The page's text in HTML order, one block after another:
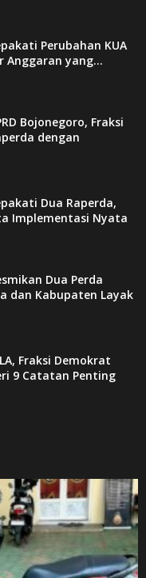
Perubahan KUA
Anggaran yang...
Bojonegoro, Fraksi
dengan
Dua Raperda,
Implementasi Nyata
Dua Perda
dan Kabupaten Layak
Fraksi Demokrat
9 Catatan Penting